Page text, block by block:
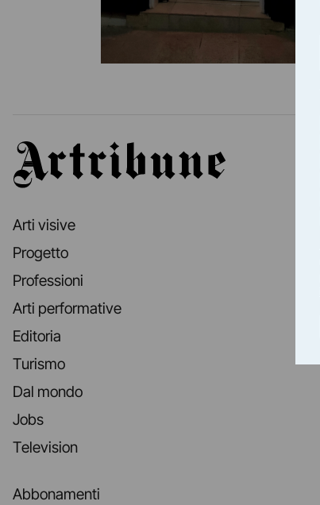
Artribune
Arti visive
Progetto
Professioni
Arti performative
Editoria
Turismo
Dal mondo
Jobs
Television
Abbonamenti